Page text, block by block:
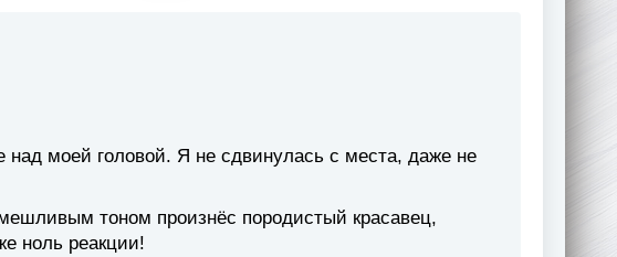
над моей головой. Я не сдвинулась с места, даже не
тоном произнёс породистый красавец,
ноль реакции!